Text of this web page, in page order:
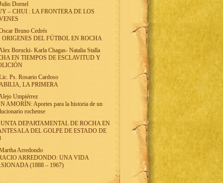
Dornel
– CHUI : LA FRONTERA DE LOS
Bruno Cedrés
ORIGENES DEL FÚTBOL EN ROCHA
Borucki- Karla Chagas- Natalia Stalla
EN TIEMPOS DE ESCLAVITUD Y
Ps. Rosario Cardoso
LA PRIMERA
Umpiérrez
AMORÍN: Aportes para la historia de un
rochense
DEPARTAMENTAL DE ROCHA EN
DEL GOLPE DE ESTADO DE
Arredondo
ARREDONDO: UNA VIDA
(1888 – 1967)